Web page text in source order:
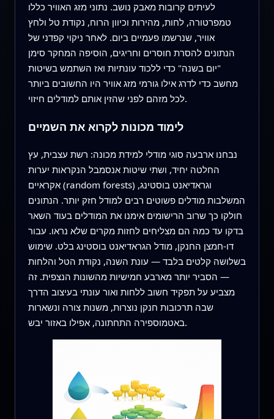
לעיתים קרובות מאבק נושב. נתוני מזג האוויר כללו
טמפרטורה, לחות, מהירות וכיוון הרוח, נקודת טל ולחץ
אוויר, שנרשמו פעמיים ביום. לאחר ניקוי קפדני של
הנתונים להסרת חוסרים וחריגים, הוסיפה המחקר סימן
"יום בשנה" כדי ללכוד עונתיות ואז השתמש בשיטות
מחשב כדי לדרג אילו גורמי מזג אוויר היו החשובים ביותר
לכל מזהם לפני שהזין אותם למודלים חיזוי.
לימוד מכונות לקרוא את השמיים
נבחנו ארבעה סוגי מודלי למידת מכונה: רשת עצבית, עץ
החלטה יחיד, ושתי שיטות אנסמבל הנקראות יערות
אקראיים (random forests) וגראדיאנט בוסטינג,
המשלבות מודלים פשוטים רבים למודל חזק יותר. הנתונים
חולקו כך שרוב הרישומים אימנו את המודלים בעוד השאר
בדקו עד כמה הם מצליחים לחזות מקרים שלא נראו. עבור
דו‑חמצן החנקן, מודל הגראדיאנט בוסטינג בלט. שימוש
בשלושה קלטים בלבד — עונת השנה, נקודת הטל והלחות
— הסביר יותר מארבע חמישיות מהשונות הנצפית. זה
מצביע על תפקיד חשוב ללחות ואור עונתי בעיצוב הדרך
שבה תרכובות חנקן נוצרות, משנות צורה ונשארות
באטמוספירה התחתונה, אפילו באזור יבש.